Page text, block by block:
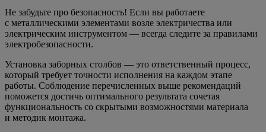
Не забудьте про безопасность! Если вы работаете
с металлическими элементами возле электричества или
электрическим инструментом — всегда следите за правилами
электробезопасности.
Установка заборных столбов — это ответственный процесс,
который требует точности исполнения на каждом этапе
работы. Соблюдение перечисленных выше рекомендаций
поможется достичь оптимального результата сочетая
функциональность со скрытыми возможностями материала
и методик монтажа.